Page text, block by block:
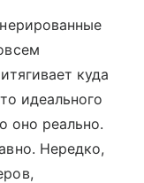
куда
идеального
оно реально.
Нередко,